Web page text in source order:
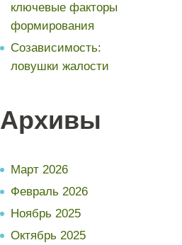
ключевые факторы
формирования
Созависимость:
ловушки жалости
Архивы
Март 2026
Февраль 2026
Ноябрь 2025
Октябрь 2025